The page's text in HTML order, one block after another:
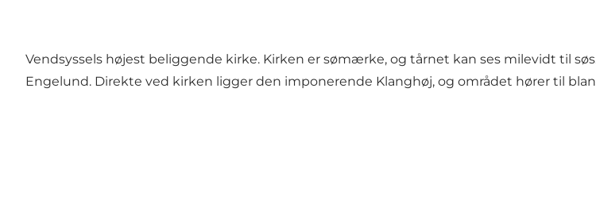
Vendsyssels højest beliggende kirke. Kirken er sømærke, og tårnet kan ses milevidt til
Engelund. Direkte ved kirken ligger den imponerende Klanghøj, og området hører til